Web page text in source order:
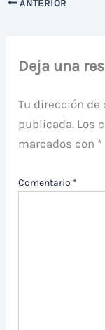
ANTERIOR
Deja una
Tu dirección de
publicada. Los
marcados con *
Comentario *